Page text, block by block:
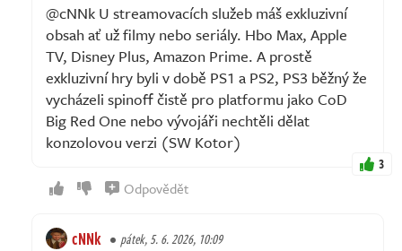
@cNNk U streamovacích služeb máš exkluzivní
obsah ať už filmy nebo seriály. Hbo Max, Apple
TV, Disney Plus, Amazon Prime. A prostě
exkluzivní hry byli v době PS1 a PS2, PS3 běžný že
vycházeli spinoff čistě pro platformu jako CoD
Big Red One nebo vývojáři nechtěli dělat
konzolovou verzi (SW Kotor)
3
Odpovědět
cNNk pátek, 5. 6. 2026, 10:09